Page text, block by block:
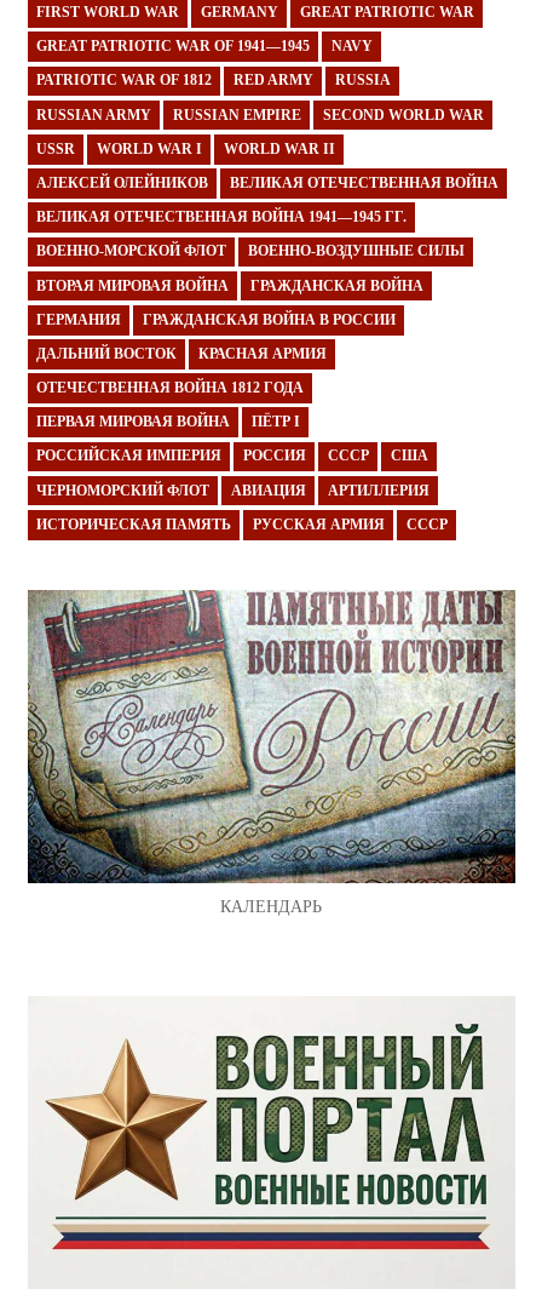
FIRST WORLD WAR GERMANY GREAT PATRIOTIC WAR
GREAT PATRIOTIC WAR OF 1941—1945 NAVY
PATRIOTIC WAR OF 1812 RED ARMY RUSSIA
RUSSIAN ARMY RUSSIAN EMPIRE SECOND WORLD WAR
USSR WORLD WAR I WORLD WAR II
АЛЕКСЕЙ ОЛЕЙНИКОВ ВЕЛИКАЯ ОТЕЧЕСТВЕННАЯ ВОЙНА
ВЕЛИКАЯ ОТЕЧЕСТВЕННАЯ ВОЙНА 1941—1945 ГГ.
ВОЕННО-МОРСКОЙ ФЛОТ ВОЕННО-ВОЗДУШНЫЕ СИЛЫ
ВТОРАЯ МИРОВАЯ ВОЙНА ГРАЖДАНСКАЯ ВОЙНА
ГЕРМАНИЯ ГРАЖДАНСКАЯ ВОЙНА В РОССИИ
ДАЛЬНИЙ ВОСТОК КРАСНАЯ АРМИЯ
ОТЕЧЕСТВЕННАЯ ВОЙНА 1812 ГОДА
ПЕРВАЯ МИРОВАЯ ВОЙНА ПЁТР I
РОССИЙСКАЯ ИМПЕРИЯ РОССИЯ СССР США
ЧЕРНОМОРСКИЙ ФЛОТ АВИАЦИЯ АРТИЛЛЕРИЯ
ИСТОРИЧЕСКАЯ ПАМЯТЬ РУССКАЯ АРМИЯ СССР
КАЛЕНДАРЬ